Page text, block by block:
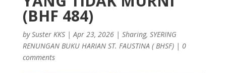
(BHF 484)
bySuster KKS|Apr 23, 2026| Sharing, SYERING
RENUNGAN BUKU HARIAN ST. FAUSTINA ( BHSF)| 0
comments